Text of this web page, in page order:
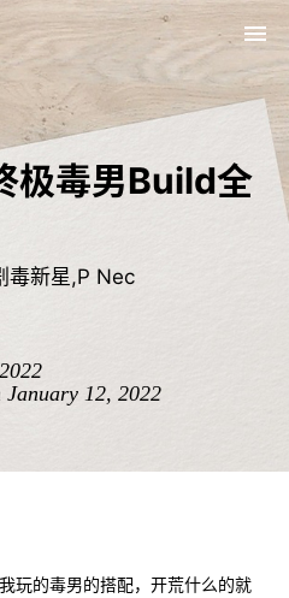
极毒男Build全
毒新星,P Nec
January 12, 2022
玩的毒男的搭配，开荒什么的就